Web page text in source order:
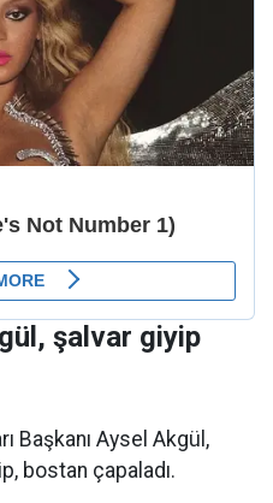
şalvar giyip
Başkanı Aysel Akgül,
bostan çapaladı.